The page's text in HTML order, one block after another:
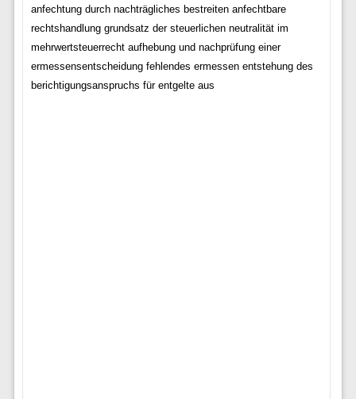
anfechtung durch nachträgliches bestreiten anfechtbare
rechtshandlung grundsatz der steuerlichen neutralität im
mehrwertsteuerrecht aufhebung und nachprüfung einer
ermessensentscheidung fehlendes ermessen entstehung des
berichtigungsanspruchs für entgelte aus